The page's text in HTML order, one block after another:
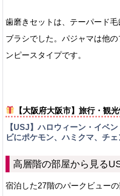
歯磨きセットは、テーパード
ブラシでした。パジャマは他
ンピースタイプです。
【大阪府大阪市】旅行・観
【USJ】ハロウィーン・イベ
ビにポケモン、ハミクマ、チ
高層階の部屋から見る
宿泊した27階のパークビュー